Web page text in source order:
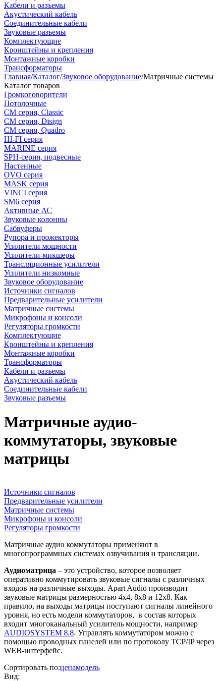
Кабели и разъемы
Акустический кабель
Соединительные кабели
Звуковые разъемы
Комплектующие
Кронштейны и крепления
Монтажные коробки
Трансформаторы
Главная/Каталог/Звуковое оборудование/Матричные системы
Каталог товаров
Громкоговорители
Потолочные
CM серия, Classic
CM серия, Disign
CM серия, Quadro
HI-FI серия
MARINE серия
SPH-серия, подвесные
Настенные
OVO серия
MASK серия
VINCI серия
SM6 серия
Активные АС
Звуковые колонны
Сабвуферы
Рупора и прожекторы
Усилители мощности
Усилители-микшеры
Трансляционные усилители
Усилители низкомные
Звуковое оборудование
Источники сигналов
Предварительные усилители
Матричные системы
Микрофоны и консоли
Регуляторы громкости
Комплектующие
Кронштейны и крепления
Монтажные коробки
Трансформаторы
Кабели и разъемы
Акустический кабель
Соединительные кабели
Звуковые разъемы
Матричные аудио-
коммутаторы, звуковые
матрицы
Источники сигналов
Предварительные усилители
Матричные системы
Микрофоны и консоли
Регуляторы громкости
Матричные аудио коммутаторы применяют в
многопрограммных системах озвучивания и трансляции.
Аудиоматрица – это устройство, которое позволяет
оперативно коммутировать звуковые сигналы с различных
входов на различные выходы. Apart Audio производит
звуковые матрицы размерностью 4х4, 8х8 и 12х8. Как
правило, на выходы матрицы поступают сигналы линейного
уровня, но есть модели коммутаторов, в состав которых
входит многоканальный усилитель мощности, например
AUDIOSYSTEM 8.8. Управлять коммутатором можно с
помощью проводных панелей или по протоколу TCP/IP через
WEB-интерфейс.
Сортировать по:ценамодель
Вид: